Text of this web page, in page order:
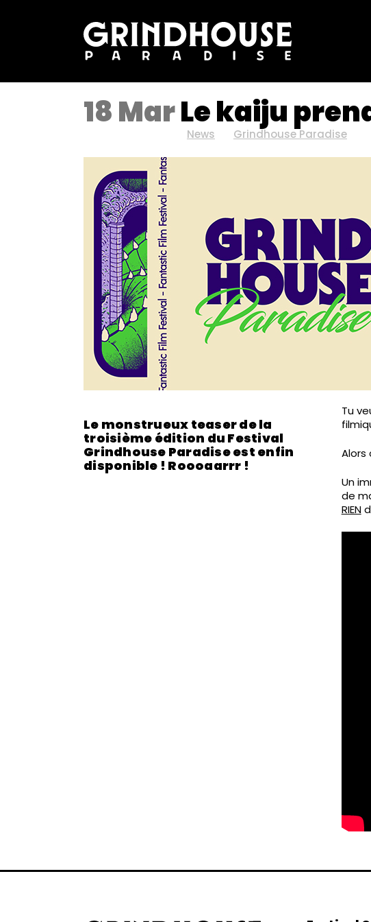
18 MarLe kaiju
News Grindhouse Paradise
Le monstrueux teaser de la
troisième édition du Festival
Grindhouse Paradise est enfin
disponible ! Roooaarrr !
Tu
Un
de
RIEN